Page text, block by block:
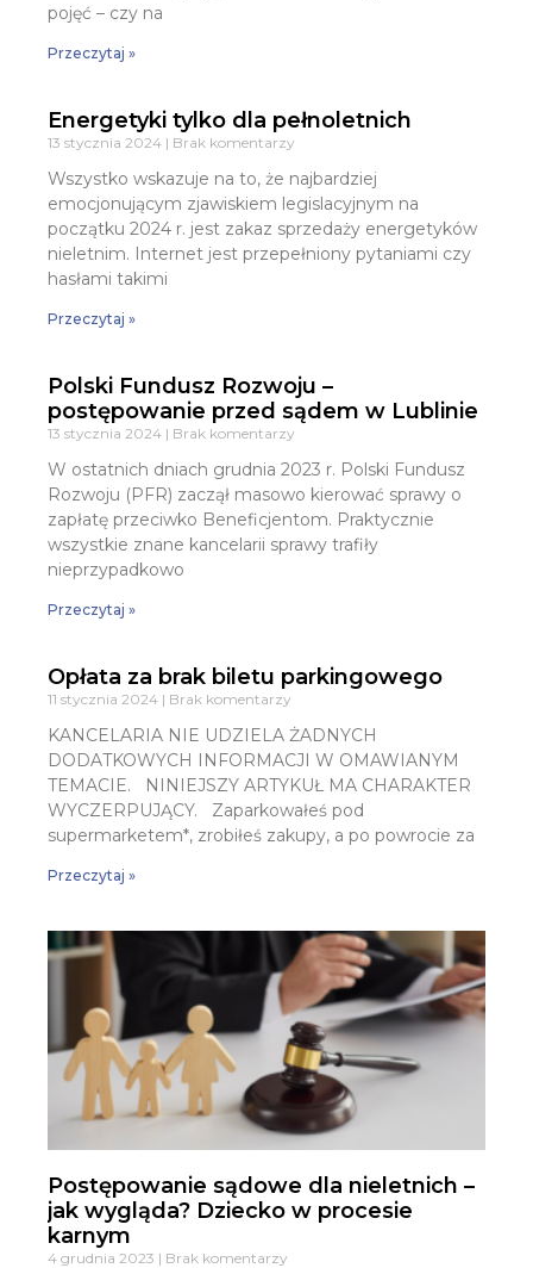
pojęć – czy na
Przeczytaj »
Energetyki tylko dla pełnoletnich
13 stycznia 2024 Brak komentarzy
Wszystko wskazuje na to, że najbardziej
emocjonującym zjawiskiem legislacyjnym na
początku 2024 r. jest zakaz sprzedaży energetyków
nieletnim. Internet jest przepełniony pytaniami czy
hasłami takimi
Przeczytaj »
Polski Fundusz Rozwoju –
postępowanie przed sądem w Lublinie
13 stycznia 2024 Brak komentarzy
W ostatnich dniach grudnia 2023 r. Polski Fundusz
Rozwoju (PFR) zaczął masowo kierować sprawy o
zapłatę przeciwko Beneficjentom. Praktycznie
wszystkie znane kancelarii sprawy trafiły
nieprzypadkowo
Przeczytaj »
Opłata za brak biletu parkingowego
11 stycznia 2024 Brak komentarzy
KANCELARIA NIE UDZIELA ŻADNYCH
DODATKOWYCH INFORMACJI W OMAWIANYM
TEMACIE. NINIEJSZY ARTYKUŁ MA CHARAKTER
WYCZERPUJĄCY. Zaparkowałeś pod
supermarketem*, zrobiłeś zakupy, a po powrocie za
Przeczytaj »
Postępowanie sądowe dla nieletnich –
jak wygląda? Dziecko w procesie
karnym
4 grudnia 2023 Brak komentarzy